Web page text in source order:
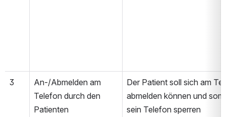
3
An-/Abmelden am
Telefon durch den
Patienten
Der Patient soll sich am
abmelden können und
sein Telefon sperren